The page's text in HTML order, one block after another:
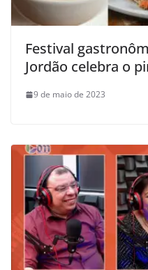
Festival
Jordão celebra o
9 de maio de 2023